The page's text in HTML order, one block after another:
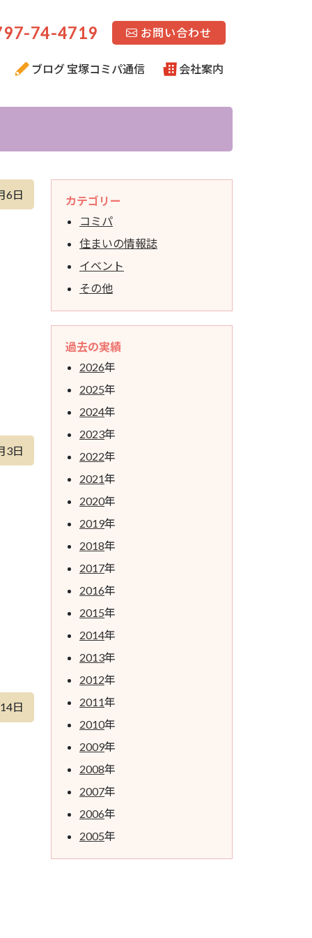
74-4719 お問い合わせ
ブログ 宝塚コミパ通信 会社案内
6日
3日
日
カテゴリー
コミパ
住まいの情報誌
イベント
その他
過去の実績
2026年
2025年
2024年
2023年
2022年
2021年
2020年
2019年
2018年
2017年
2016年
2015年
2014年
2013年
2012年
2011年
2010年
2009年
2008年
2007年
2006年
2005年